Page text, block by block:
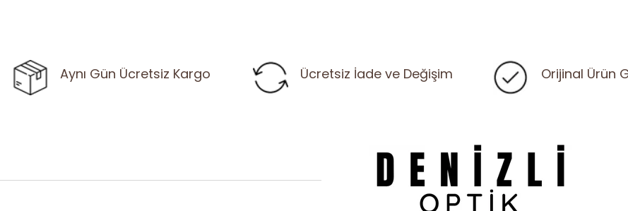
Aynı Gün Ücretsiz Kargo Ücretsiz İade ve Değişim Orijinal Ürün